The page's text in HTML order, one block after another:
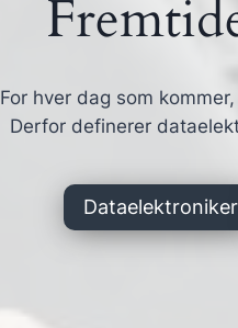
For hver dag som
Derfor definerer
Dataelektroniker